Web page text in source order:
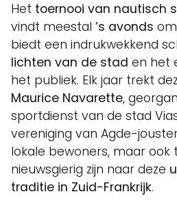
Het toernooi van nautisch
vindt meestal ’s avonds
biedt een indrukwekkend
lichten van de stad en het
het publiek. Elk jaar trekt
Maurice Navarette,
sportdienst van de stad
vereniging van Agde-
lokale bewoners, maar ook
nieuwsgierig zijn naar deze
traditie in Zuid-Frankrijk.